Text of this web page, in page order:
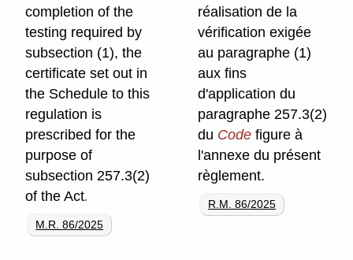
completion of the
testing required by
subsection (1), the
certificate set out in
the Schedule to this
regulation is
prescribed for the
purpose of
subsection 257.3(2)
of the Act.
M.R. 86/2025
réalisation de la
vérification exigée
au paragraphe (1)
aux fins
d'application du
paragraphe 257.3(2)
du Code figure à
l'annexe du présent
règlement.
R.M. 86/2025